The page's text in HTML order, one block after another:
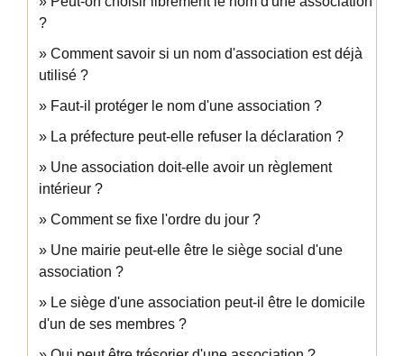
?
Comment savoir si un nom d'association est déjà
utilisé ?
Faut-il protéger le nom d'une association ?
La préfecture peut-elle refuser la déclaration ?
Une association doit-elle avoir un règlement
intérieur ?
Comment se fixe l'ordre du jour ?
Une mairie peut-elle être le siège social d'une
association ?
Le siège d'une association peut-il être le domicile
d'un de ses membres ?